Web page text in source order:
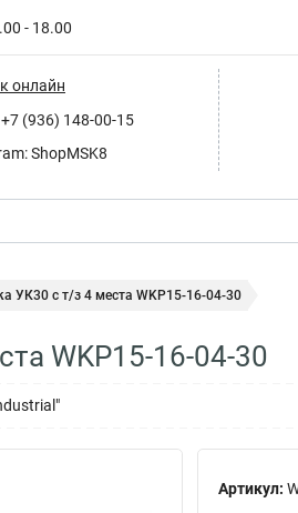
- 18.00
онлайн
+7 (936) 148-00-15
ShopMSK8
УК30 с т/з 4 места WKP15-16-04-30
WKP15-16-04-30
Артикул: